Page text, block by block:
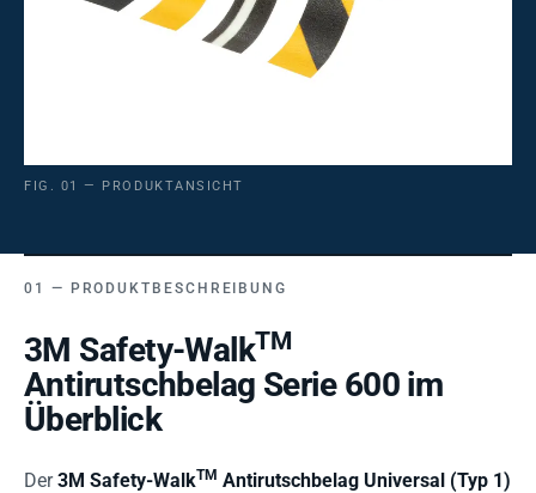
FIG. 01 — PRODUKTANSICHT
PRODUKTBESCHREIBUNG
3M Safety-WalkTM
Antirutschbelag Serie 600 im
Überblick
Der3M Safety-WalkTM Antirutschbelag Universal (Typ 1)